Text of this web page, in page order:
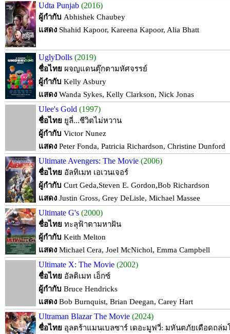
Udta Punjab (2016)
ผู้กำกับ Abhishek Chaubey
แสดง Shahid Kapoor, Kareena Kapoor, Alia Bhatt
UglyDolls (2019)
ชื่อไทย ผจญแดนตุ๊กตามหัศจรรย์
ผู้กำกับ Kelly Asbury
แสดง Wanda Sykes, Kelly Clarkson, Nick Jonas
Ulee's Gold (1997)
ชื่อไทย ยูลี่...ชีวิตไม่หวาน
ผู้กำกับ Victor Nunez
แสดง Peter Fonda, Patricia Richardson, Christine Dunford
Ultimate Avengers: The Movie (2006)
ชื่อไทย อัลทิเมท เอเวนเจอร์
ผู้กำกับ Curt Geda,Steven E. Gordon,Bob Richardson
แสดง Justin Gross, Grey DeLisle, Michael Massee
Ultimate G's (2000)
ชื่อไทย ทะลุฟ้าตามหาฝัน
ผู้กำกับ Keith Melton
แสดง Michael Cera, Joel McNichol, Emma Campbell
Ultimate X: The Movie (2002)
ชื่อไทย อัลติเมท เอ็กซ์
ผู้กำกับ Bruce Hendricks
แสดง Bob Burnquist, Brian Deegan, Carey Hart
Ultraman Blazar The Movie (2024)
ชื่อไทย อุลตร้าแมนเบลซาร์ เดอะมูฟวี่: มหันตภัยเดือดถล่ม